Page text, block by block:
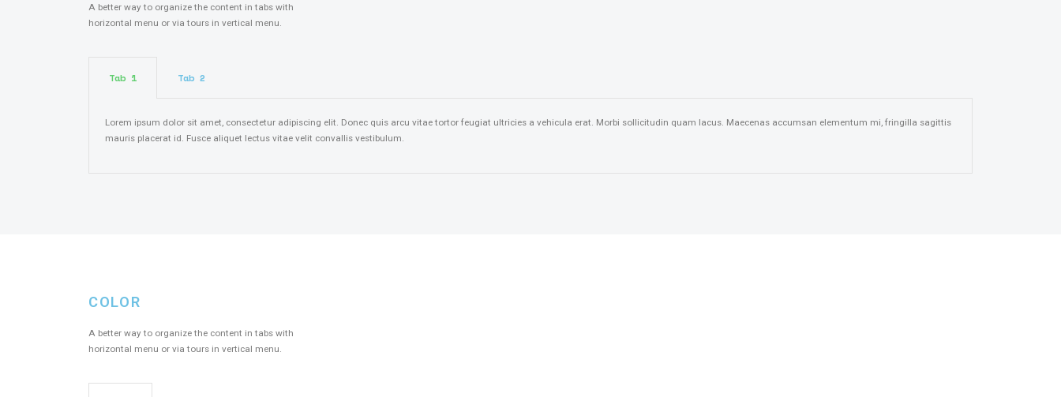
A better way to organize the content in tabs with
horizontal menu or via tours in vertical menu.
Tab 1 Tab 2
Lorem ipsum dolor sit amet, consectetur adipiscing elit. Donec quis arcu vitae tortor feugiat ultricies a vehicula erat. Morbi sollicitudin quam lacus. Maecenas accumsan elementum mi, fringilla sagittis
mauris placerat id. Fusce aliquet lectus vitae velit convallis vestibulum.
COLOR​
A better way to organize the content in tabs with
horizontal menu or via tours in vertical menu.